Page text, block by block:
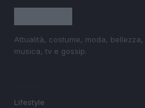
Attualità, costume, moda,
musica, tv e gossip.
Lifestyle